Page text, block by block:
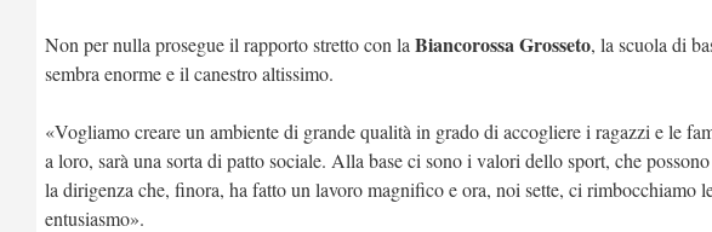
Non per nulla prosegue il rapporto stretto con la Biancorossa Grosseto, la scuola di
sembra enorme e il canestro altissimo.
«Vogliamo creare un ambiente di grande qualità in grado di accogliere i ragazzi e le
a loro, sarà una sorta di patto sociale. Alla base ci sono i valori dello sport, che
la dirigenza che, finora, ha fatto un lavoro magnifico e ora, noi sette, ci rimbocchiamo
entusiasmo».